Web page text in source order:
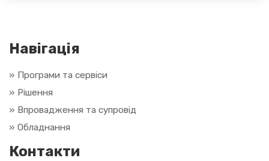
Навігація
» Програми та сервіси
» Рішення
» Впровадження та супровід
» Обладнання
Контакти